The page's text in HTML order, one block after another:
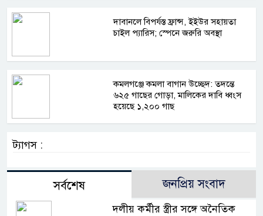
দাবানলে বিপর্যস্ত ফ্রান্স, ইইউর সহায়তা
চাইল প্যারিস; স্পেনে জরুরি অবস্থা
কমলগঞ্জে কমলা বাগান উচ্ছেদ: তদন্তে
৬২৫ গাছের গোড়া, মালিকের দাবি ধ্বংস
হয়েছে ১,২০০ গাছ
ট্যাগস :
সর্বশেষ জনপ্রিয় সংবাদ
দলীয় কর্মীর স্ত্রীর সঙ্গে অনৈতিক